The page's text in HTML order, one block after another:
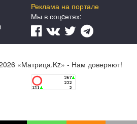
Реклама на портале
Мы в соцcетях:
«Матрица.Kz» - Нам доверяют!